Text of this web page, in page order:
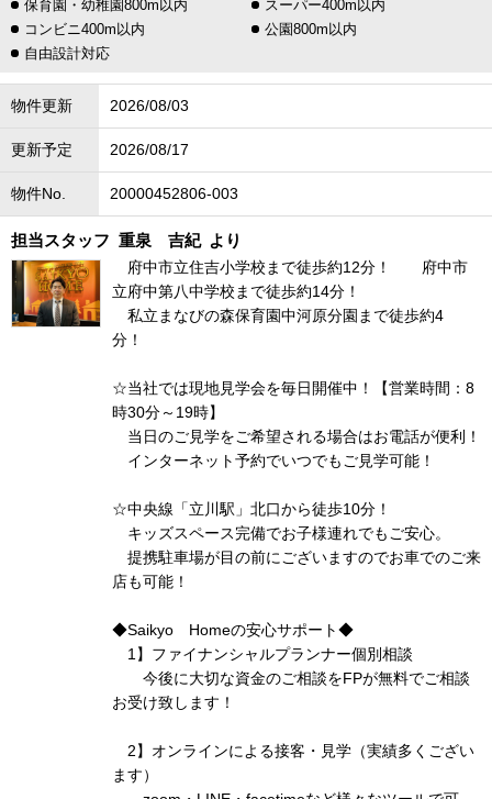
保育園・幼稚園800m以内
スーパー400m以内
コンビニ400m以内
公園800m以内
自由設計対応
物件更新 2026/08/03
更新予定 2026/08/17
物件No. 20000452806-003
担当スタッフ 重泉 吉紀 より
府中市立住吉小学校まで徒歩約12分！ 府中市
立府中第八中学校まで徒歩約14分！
私立まなびの森保育園中河原分園まで徒歩約4
分！
☆当社では現地見学会を毎日開催中！【営業時間：8
時30分～19時】
当日のご見学をご希望される場合はお電話が便利！
インターネット予約でいつでもご見学可能！
☆中央線「立川駅」北口から徒歩10分！
キッズスペース完備でお子様連れでもご安心。
提携駐車場が目の前にございますのでお車でのご来
店も可能！
◆Saikyo Homeの安心サポート◆
1】ファイナンシャルプランナー個別相談
今後に大切な資金のご相談をFPが無料でご相談
お受け致します！
2】オンラインによる接客・見学（実績多くござい
ます）